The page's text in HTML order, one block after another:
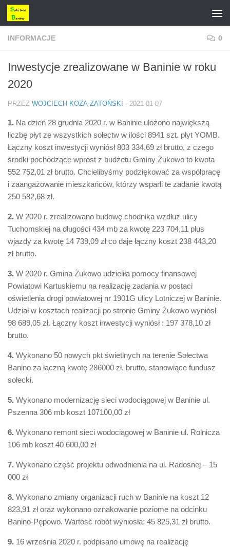
Przejdź do treści
INFORMACJE 0
Inwestycje zrealizowane w Baninie w roku
2020
PRZEZ WOJCIECH KOZA-ZATOŃSKI · 2021-01-07
1. Na dzień 28 grudnia 2020 r. w Baninie ułożono największą
liczbę płyt ze wszystkich sołectw w ilości 8941 szt. płyt YOMB.
Łączny koszt inwestycji wyniósł 803 334,69 zł brutto, z czego
środki pochodzące wprost z budżetu Gminy Żukowo to kwota
552 752,01 zł brutto. Chcielibyśmy podziękować za współpracę
i zaangażowanie mieszkańców, którzy wsparli te zadanie kwotą
250 582,68 zł.
2. W 2020 r. zrealizowano budowę chodnika wzdłuż ulicy
Tuchomskiej na długości 434 mb za kwotę 223 704,11 plus
wjazdy za kwotę 14 739,09 zł co daje łączny koszt 238 443,20
zł brutto.
3. W 2020 r. Gmina Żukowo udzieliła pomocy finansowej
Powiatowi Kartuskiemu na realizację zadania w postaci
oświetlenia drogi powiatowej nr 1901G ulicy Lotniczej w Baninie.
Udział w kosztach realizacji po stronie Gminy Żukowo wyniósł
98 689,05 zł. Łączny koszt inwestycji wyniósł : 197 378,10 zł
brutto.
4. Wykonano 50 nowych pkt świetlnych na terenie Sołectwa
Banino za łączną kwotę 286000 zł. brutto, stanowiące fundusz
sołecki.
5. Wykonano modernizację sieci wodociągowej w Baninie ul.
Pszenna 306 mb koszt 107100,00 zł
6. Wykonano remont sieci wodociągowej w Baninie ul. Rolnicza
106 mb koszt 40 600,00 zł
7. Wykonano część projektu odwodnienia na ul. Radosnej – 15
000 zł
8. Wykonano zmiany organizacji ruch w Baninie na koszt 12
823,91 zł oraz wykonano oznakowanie poziome na odcinku
Banino-Pępowo. Wartość robót wyniosła: 45 825,31 zł brutto.
9. 16 września 2020 r. podpisano umowę na realizację